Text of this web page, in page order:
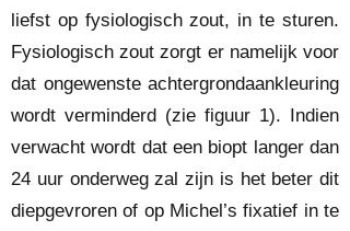
liefst op fysiologisch zout, in te sturen.
Fysiologisch zout zorgt er namelijk voor
dat ongewenste achtergrondaankleuring
wordt verminderd (zie figuur 1). Indien
verwacht wordt dat een biopt langer dan
24 uur onderweg zal zijn is het beter dit
diepgevroren of op Michel’s fixatief in te